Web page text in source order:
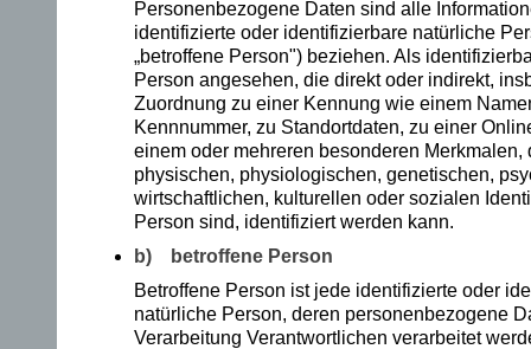
ke
nn
en
.
Ki
Personenbezogene Daten sind alle
identifizierte oder identifizierbare natürliche
„betroffene Person") beziehen. Als
Person angesehen, die direkt oder indirekt,
Zuordnung zu einer Kennung wie einem
Kennnummer, zu Standortdaten, zu einer
einem oder mehreren besonderen Merkmalen,
physischen, physiologischen, genetischen,
wirtschaftlichen, kulturellen oder sozialen
Person sind, identifiziert werden kann.
b) betroffene Person
Betroffene Person ist jede identifizierte oder
natürliche Person, deren personenbezogene
Verarbeitung Verantwortlichen verarbeitet